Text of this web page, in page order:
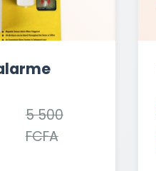
5 500
FCFA